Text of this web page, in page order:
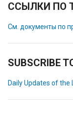
ССЫЛКИ ПО
См. документы по
SUBSCRIBE
Daily Updates of